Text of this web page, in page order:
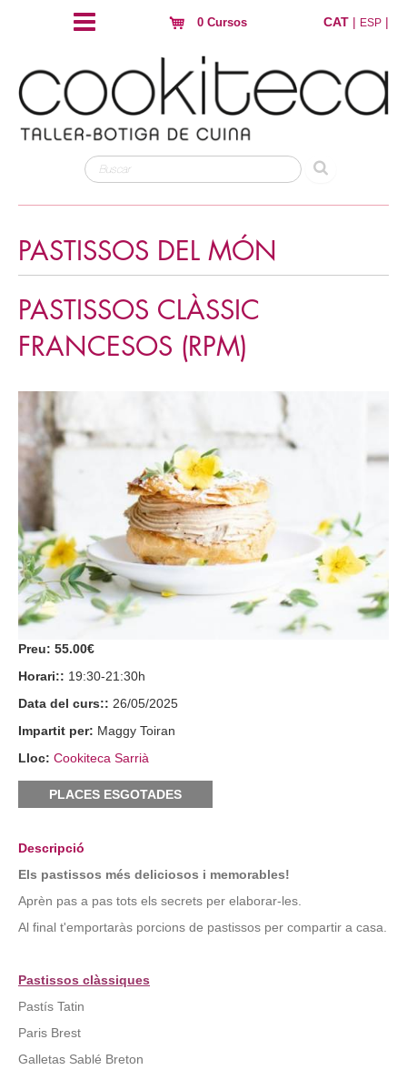
0 Cursos CAT | ESP |
PASTISSOS DEL MÓN
PASTISSOS CLÀSSIC
FRANCESOS (RPM)
Preu: 55.00€
Horari:: 19:30-21:30h
Data del curs:: 26/05/2025
Impartit per: Maggy Toiran
Lloc: Cookiteca Sarrià
PLACES ESGOTADES
Descripció
Els pastissos més deliciosos i memorables!
Aprèn pas a pas tots els secrets per elaborar-les.
Al final t'emportaràs porcions de pastissos per compartir a casa.
Pastissos clàssiques
Pastís Tatin
Paris Brest
Galletas Sablé Breton